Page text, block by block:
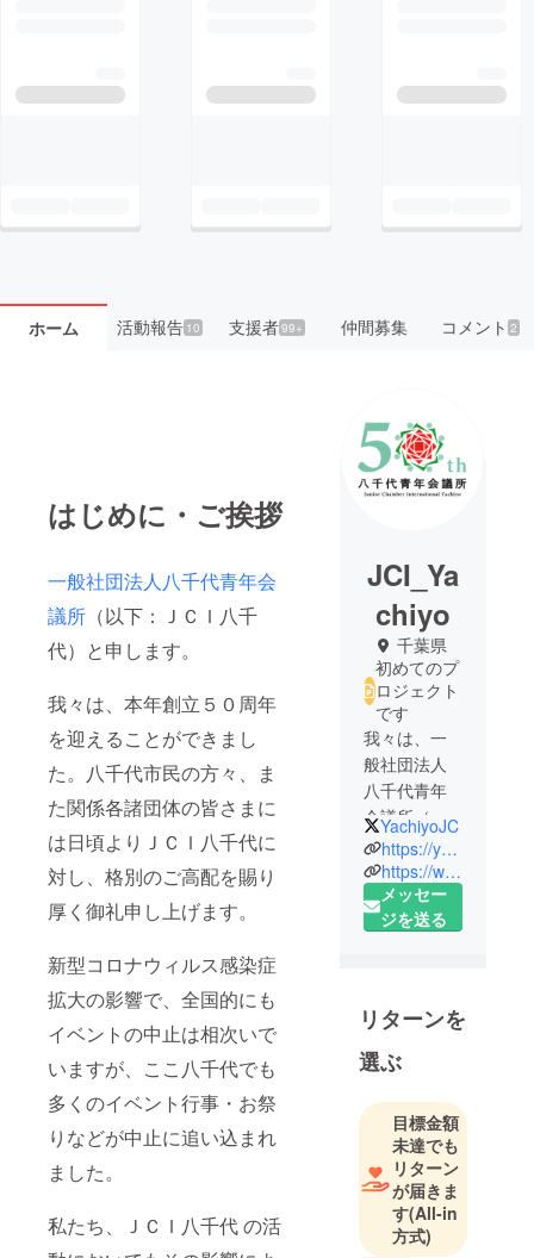
ホーム 活動報告10 支援者99+ 仲間募集 コメント2
はじめに・ご挨拶
一般社団法人八千代青年会
議所 （以下：ＪＣＩ八千
代）と申します。
我々は、本年創立５０周年
を迎えることができまし
た。八千代市民の方々、ま
た関係各諸団体の皆さまに
は日頃よりＪＣＩ八千代に
対し、格別のご高配を賜り
厚く御礼申し上げます。
新型コロナウィルス感染症
拡大の影響で、全国的にも
イベントの中止は相次いで
いますが、ここ八千代でも
多くのイベント行事・お祭
りなどが中止に追い込まれ
ました。
私たち、ＪＣＩ八千代 の活
JCI_Ya
chiyo
千葉県
初めてのプ
ロジェクト
です
我々は、一
般社団法人
八千代青年
会議所（Ｊ
ＣＩ八千
代）と申し
ます。
⻘年会議所
会貢献する
ことを⽬的
に組織され
た団体で世
界中に存在
します。⼊
会資格は20
歳〜40歳の
情熱を持っ
YachiyoJC
https://yachiyo-jc.net/
https://www.instagram.com/jci_yachiyo/
メッセー
ジを送る
リターンを
選ぶ
目標金額
未達でも
リターン
が届きま
す(All-in
方式)